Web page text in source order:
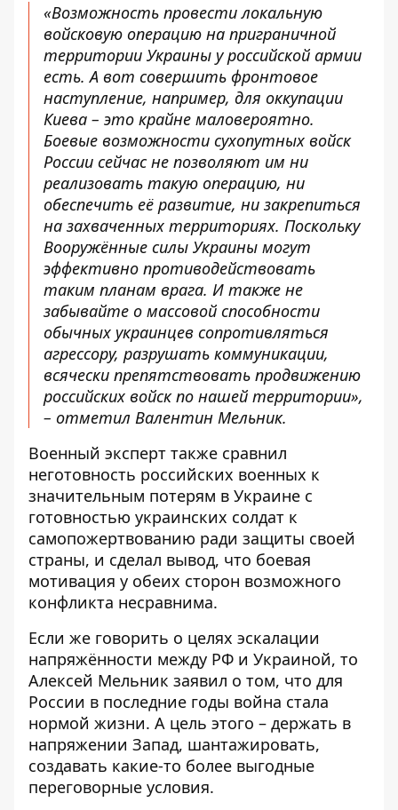
«Возможность провести локальную
войсковую операцию на приграничной
территории Украины у российской армии
есть. А вот совершить фронтовое
наступление, например, для оккупации
Киева – это крайне маловероятно.
Боевые возможности сухопутных войск
России сейчас не позволяют им ни
реализовать такую операцию, ни
обеспечить её развитие, ни закрепиться
на захваченных территориях. Поскольку
Вооружённые силы Украины могут
эффективно противодействовать
таким планам врага. И также не
забывайте о массовой способности
обычных украинцев сопротивляться
агрессору, разрушать коммуникации,
всячески препятствовать продвижению
российских войск по нашей территории»,
– отметил Валентин Мельник.
Военный эксперт также сравнил
неготовность российских военных к
значительным потерям в Украине с
готовностью украинских солдат к
самопожертвованию ради защиты своей
страны, и сделал вывод, что боевая
мотивация у обеих сторон возможного
конфликта несравнима.
Если же говорить о целях эскалации
напряжённости между РФ и Украиной, то
Алексей Мельник заявил о том, что для
России в последние годы война стала
нормой жизни. А цель этого – держать в
напряжении Запад, шантажировать,
создавать какие-то более выгодные
переговорные условия.